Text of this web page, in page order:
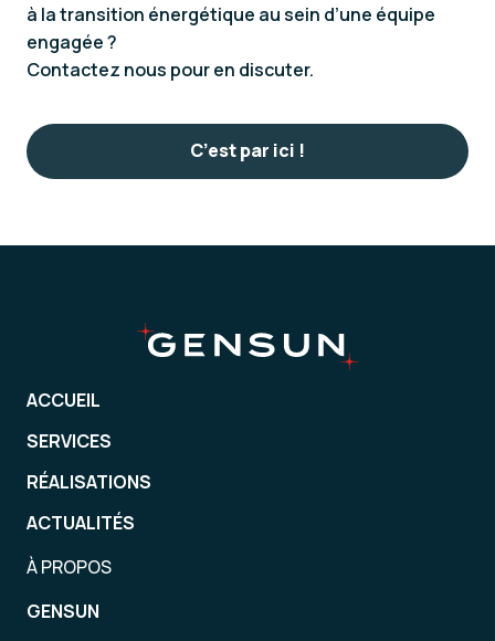
à la transition énergétique au sein d’une équipe
engagée ?
Contactez nous pour en discuter.
C’est par ici !
ACCUEIL
SERVICES
RÉALISATIONS
ACTUALITÉS
À PROPOS
GENSUN